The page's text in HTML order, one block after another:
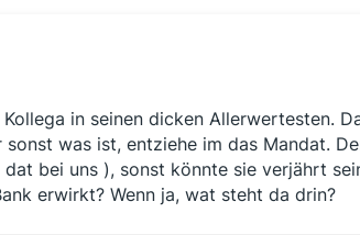
in seinen dicken Allerwertesten.
was ist, entziehe im das Mandat.
bei uns ), sonst könnte sie verjährt
erwirkt? Wenn ja, wat steht da drin?